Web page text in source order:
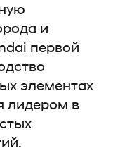
и
первой
элементах
лидером в